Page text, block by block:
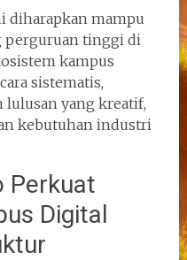
diharapkan mampu
perguruan tinggi di
kampus
sistematis,
lulusan yang kreatif,
kebutuhan industri
Perkuat
Digital